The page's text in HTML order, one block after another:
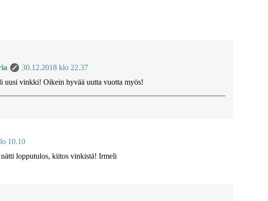
30.12.2018 klo 22.37
uusi vinkki! Oikein hyvää uutta vuotta myös!
10.10
lopputulos, kiitos vinkistä! Irmeli